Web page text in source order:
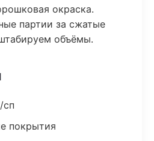
окраска.
партии за сжатые
объёмы.
сп
покрытия